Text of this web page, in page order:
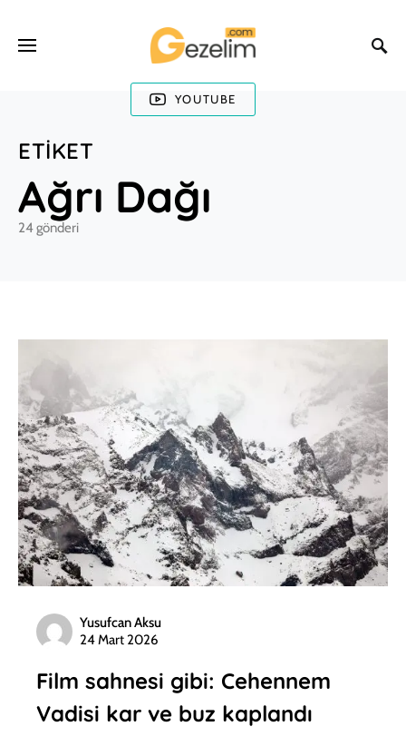
YOUTUBE
ETIKET
Ağrı Dağı
24 gönderi
Yusufcan Aksu
24 Mart 2026
Film sahnesi gibi: Cehennem
Vadisi kar ve buz kaplandı